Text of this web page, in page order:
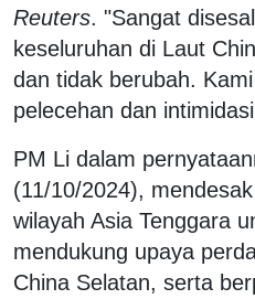
Reuters. "Sangat
keseluruhan di Laut
dan tidak berubah.
pelecehan dan
PM Li dalam
(11/10/2024),
wilayah Asia Tenggara
mendukung upaya
China Selatan, serta